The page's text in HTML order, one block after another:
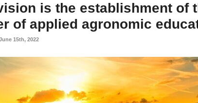
is the establishment of
of applied agronomic
15th, 2022